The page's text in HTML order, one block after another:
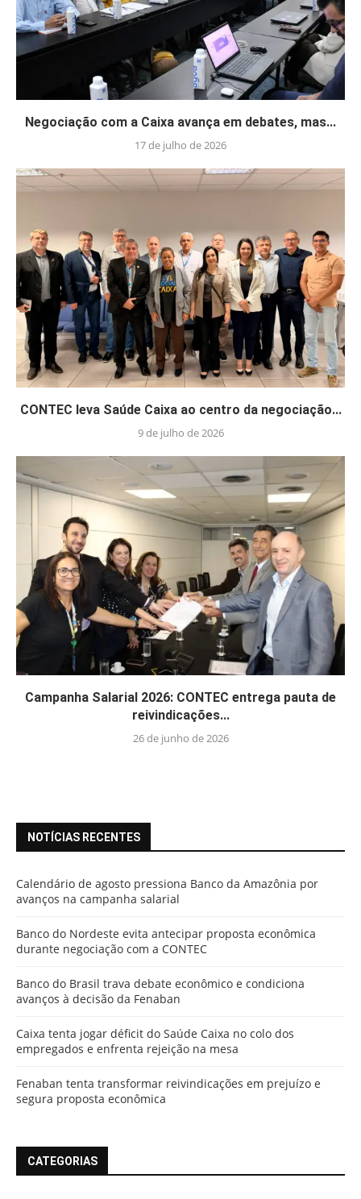
Negociação com a Caixa avança em debates, mas...
17 de julho de 2026
CONTEC leva Saúde Caixa ao centro da negociação...
9 de julho de 2026
Campanha Salarial 2026: CONTEC entrega pauta de
reivindicações...
26 de junho de 2026
NOTÍCIAS RECENTES
Calendário de agosto pressiona Banco da Amazônia por
avanços na campanha salarial
Banco do Nordeste evita antecipar proposta econômica
durante negociação com a CONTEC
Banco do Brasil trava debate econômico e condiciona
avanços à decisão da Fenaban
Caixa tenta jogar déficit do Saúde Caixa no colo dos
empregados e enfrenta rejeição na mesa
Fenaban tenta transformar reivindicações em prejuízo e
segura proposta econômica
CATEGORIAS